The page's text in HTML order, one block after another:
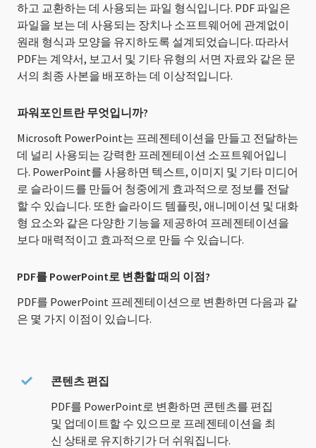
하고 교환하는 데 사용되는 파일 형식입니다. PDF 파일은
파일을 보는 데 사용되는 장치나 소프트웨어에 관계없이
원래 형식과 모양을 유지하도록 설계되었습니다. 따라서
PDF는 계약서, 보고서 및 기타 유형의 서면 자료와 같은 문
서의 최종 사본을 배포하는 데 이상적입니다.
파워포인트란 무엇입니까?
Microsoft PowerPoint는 프레젠테이션을 만들고 전달하는
데 널리 사용되는 강력한 프레젠테이션 소프트웨어입니
다. PowerPoint를 사용하면 텍스트, 이미지 및 기타 미디어
로 슬라이드를 만들어 청중에게 효과적으로 정보를 전달
할 수 있습니다. 또한 슬라이드 템플릿, 애니메이션 및 대화
형 요소와 같은 다양한 기능을 제공하여 프레젠테이션을
보다 매력적이고 효과적으로 만들 수 있습니다.
PDF를 PowerPoint로 변환할 때의 이점?
PDF를 PowerPoint 프레젠테이션으로 변환하면 다음과 같
은 몇 가지 이점이 있습니다.
콘텐츠 편집
PDF를 PowerPoint로 변환하면 콘텐츠를 편집
및 업데이트할 수 있으므로 프레젠테이션을 최
신 상태로 유지하기가 더 쉬워집니다.